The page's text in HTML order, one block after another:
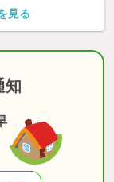
見る
知